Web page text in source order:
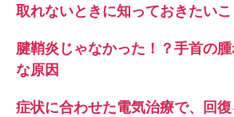
取れないときに知っておきたいこ
腱鞘炎じゃなかった！？手首の
な原因
症状に合わせた電気治療で、回復